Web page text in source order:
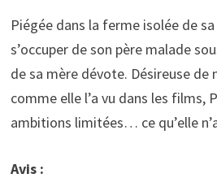
Piégée dans la ferme isolée de
s’occuper de son père malade
de sa mère dévote. Désireuse de
comme elle l’a vu dans les films,
ambitions limitées… ce qu’elle
Avis :